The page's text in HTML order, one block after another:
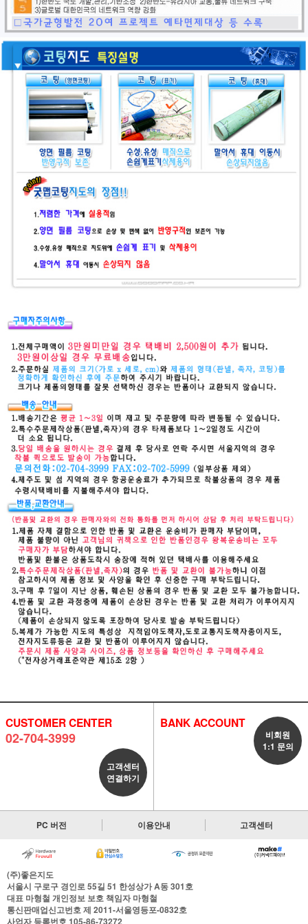
CUSTOMER CENTER
02-704-3999
고객센터
연결하기
BANK ACCOUNT
비회원
1:1 문의
PC 버전 이용안내 고객센터
(주)좋은지도
서울시 구로구 경인로 55길 51 한성상가 A동 301호
대표 마형철 개인정보 보호 책임자마형철
통신판매업신고번호제 2011-서울영등포-0832호
사업자 등록번호 105-86-73272